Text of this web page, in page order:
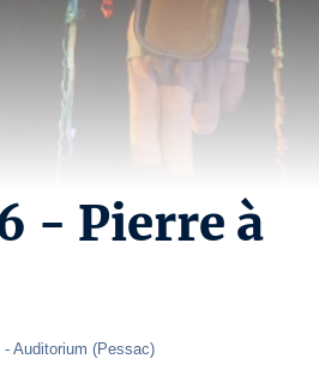
- Pierre à
- Auditorium (Pessac)